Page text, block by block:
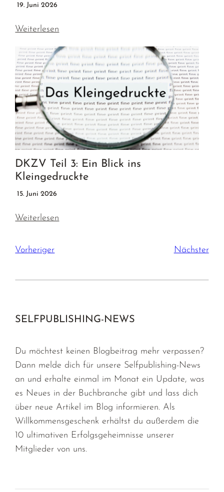
19. Juni 2026
Weiterlesen
DKZV Teil 3: Ein Blick ins
Kleingedruckte
15. Juni 2026
Weiterlesen
Vorheriger Nächster
SELFPUBLISHING-NEWS
Du möchtest keinen Blogbeitrag mehr verpassen?
Dann melde dich für unsere Selfpublishing-News
an und erhalte einmal im Monat ein Update, was
es Neues in der Buchbranche gibt und lass dich
über neue Artikel im Blog informieren. Als
Willkommensgeschenk erhältst du außerdem die
10 ultimativen Erfolgsgeheimnisse unserer
Mitglieder von uns.